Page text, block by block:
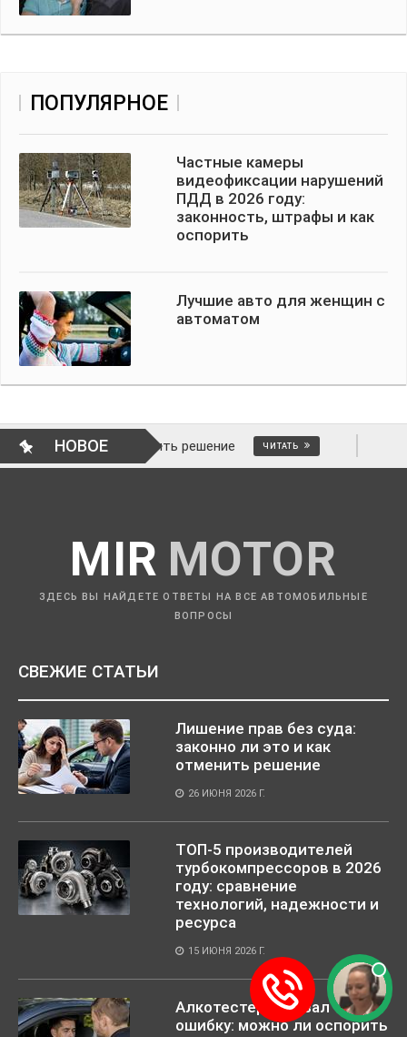
ПОПУЛЯРНОЕ
Частные камеры
видеофиксации нарушений
ПДД в 2026 году:
законность, штрафы и как
оспорить
Лучшие авто для женщин с
автоматом
НОВОЕ
отменить решение ЧИТАТЬ ВОПРОСЫ
MIR MOTOR
ЗДЕСЬ ВЫ НАЙДЕТЕ ОТВЕТЫ НА ВСЕ АВТОМОБИЛЬНЫЕ
ВОПРОСЫ
СВЕЖИЕ СТАТЬИ
Лишение прав без суда:
законно ли это и как
отменить решение
26 ИЮНЯ 2026 Г.
ТОП-5 производителей
турбокомпрессоров в 2026
году: сравнение
технологий, надежности и
ресурса
15 ИЮНЯ 2026 Г.
Алкотестер показал
ошибку: можно ли оспорить